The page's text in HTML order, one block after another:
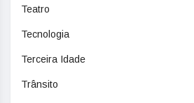
Teatro
Tecnologia
Terceira Idade
Trânsito